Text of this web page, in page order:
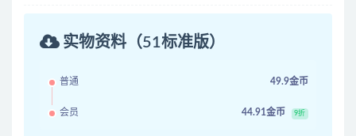
实物资料（51标准版）
普通 49.9金币
会员 44.91金币 9折